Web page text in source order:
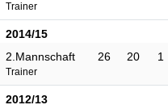
Trainer
2014/15
2.Mannschaft
Trainer
26 20 1
2012/13